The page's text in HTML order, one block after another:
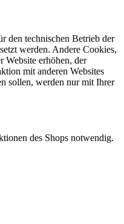
den technischen Betrieb der
werden. Andere Cookies,
Website erhöhen, der
mit anderen Websites
sollen, werden nur mit Ihrer
des Shops notwendig.